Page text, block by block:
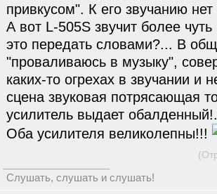
привкусом". К его звучанию
А вот L-505S звучит более
это передать словами?... В
"проваливаюсь в музыку",
каких-то огрехах в звучании и
сцена звуковая потрясающая
усилитель выдает
Оба усилителя великолепны!!!
Слушать, слушать и слушать!